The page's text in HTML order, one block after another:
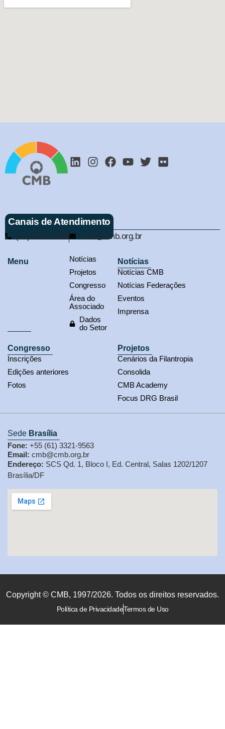
Canais de Atendimento
(61) 3321-9563 cmb@cmb.org.br
Menu
Notícias
Projetos
Congresso
Área do
Associado
Dados
do Setor
Notícias
Notícias CMB
Notícias Federações
Eventos
Imprensa
Congresso
Inscrições
Edições anteriores
Fotos
Projetos
Cenários da Filantropia
Consolida
CMB Academy
Focus DRG Brasil
Sede Brasília
Fone: +55 (61) 3321-9563
Email: cmb@cmb.org.br
Endereço: SCS Qd. 1, Bloco I, Ed. Central, Salas 1202/1207
Brasília/DF
Copyright © CMB, 1997/2026. Todos os direitos reservados.
Política de PrivacidadeTermos de Uso